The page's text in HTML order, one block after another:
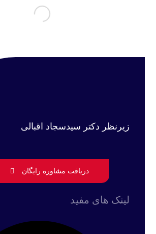
زیرنظر دکتر سیدسجاد اقبالی
دریافت مشاوره رایگان
لینک های مفید